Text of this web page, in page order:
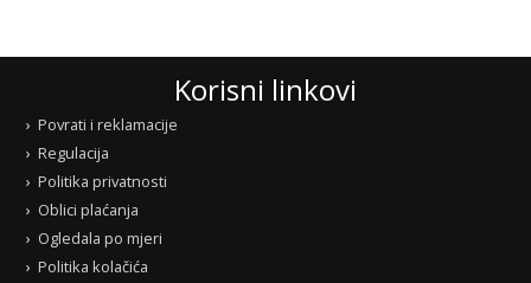
Korisni linkovi
Povrati i reklamacije
Regulacija
Politika privatnosti
Oblici plaćanja
Ogledala po mjeri
Politika kolačića